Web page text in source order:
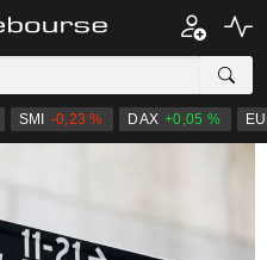
SMI -0,23 % DAX +0,05 %